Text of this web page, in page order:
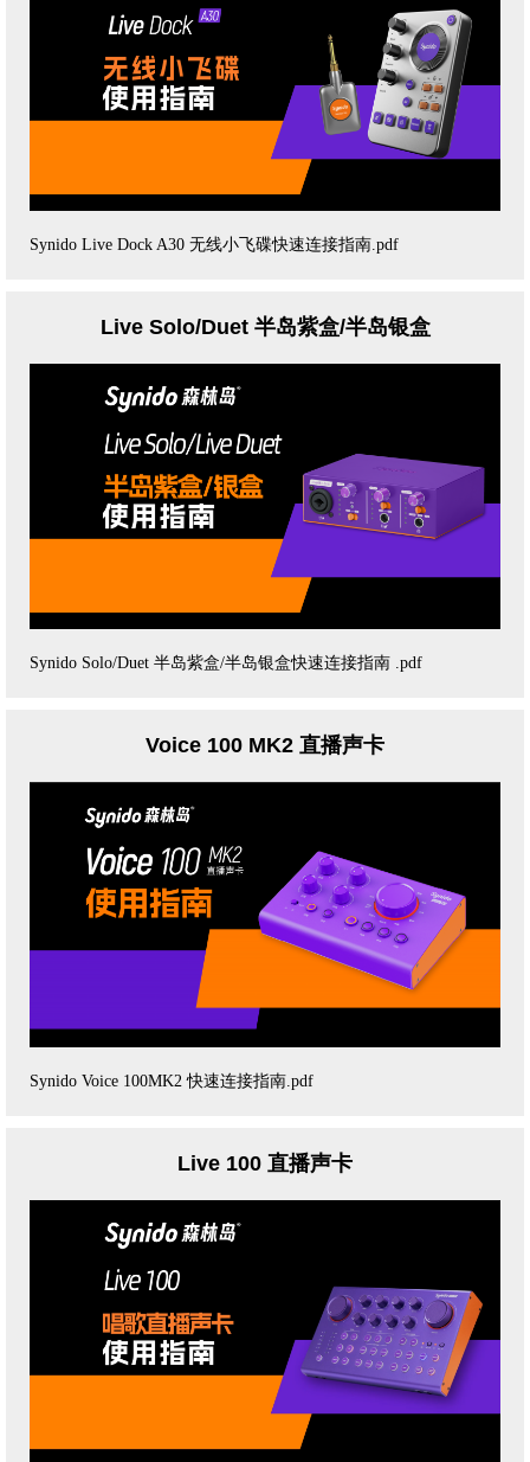
Synido Live Dock A30 无线小飞碟快速连接指南.pdf
Live Solo/Duet 半岛紫盒/半岛银盒
Synido Solo/Duet 半岛紫盒/半岛银盒快速连接指南 .pdf
Voice 100 MK2 直播声卡
Synido Voice 100MK2 快速连接指南.pdf
Live 100 直播声卡